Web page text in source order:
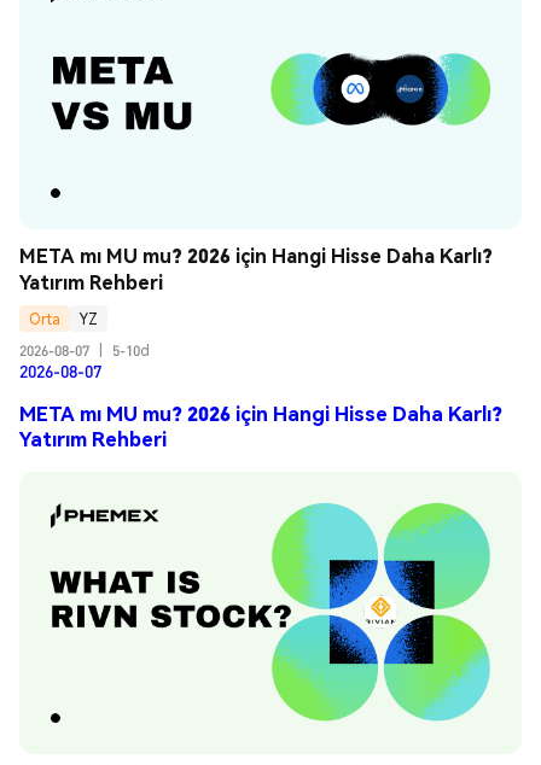
META mı MU mu? 2026 için Hangi Hisse Daha Karlı?
Yatırım Rehberi
Orta
YZ
2026-08-07
5-10d
2026-08-07
META mı MU mu? 2026 için Hangi Hisse Daha Karlı?
Yatırım Rehberi